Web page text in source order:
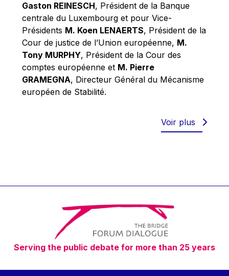
Patrizia Nanz
Philippe Maystadt
Pierre Gramegna
Richard Pelly
Robert Goebbels
Robert REYNDERS
Timothy Radcliffe
Vaclav Klaus
Vassilios Skouris
Vítor Manuel da Silva Caldeira
Viviane Reding
Walter Hagg
Gaston REINESCH, Président de la Banque
centrale du Luxembourg et pour Vice-
Présidents M. Koen LENAERTS, Président de la
Cour de justice de l’Union européenne, M.
Tony MURPHY, Président de la Cour des
comptes européenne et M. Pierre
GRAMEGNA, Directeur Général du Mécanisme
européen de Stabilité.
Voir plus
Serving the public debate for more than 25 years